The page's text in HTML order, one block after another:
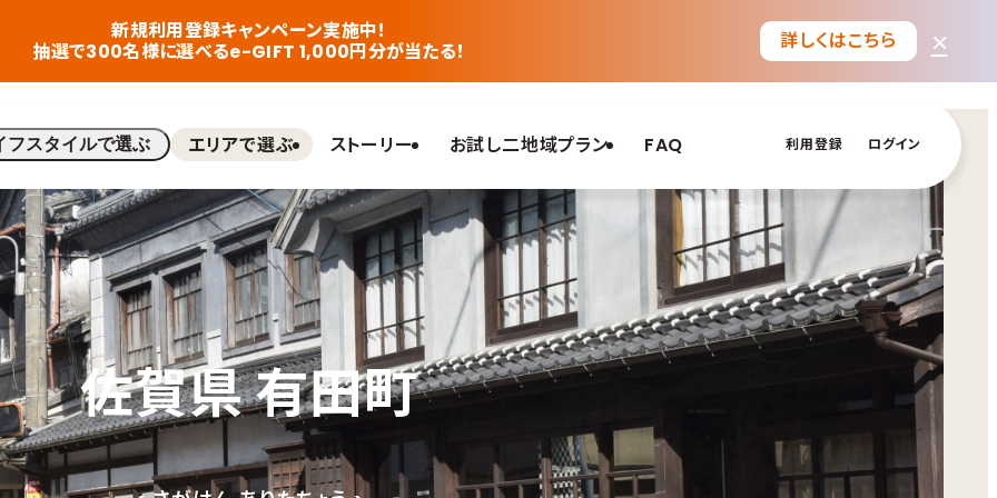
新規利用登録キャンペーン実施中！
抽選で300名様に選べるe-GIFT 1,000円分が当たる！
詳しくはこちら ×
フスタイルで選ぶ エリアで選ぶ ストーリー お試し二地域プラン FAQ 利用登録 ログイン
佐賀県 有田町